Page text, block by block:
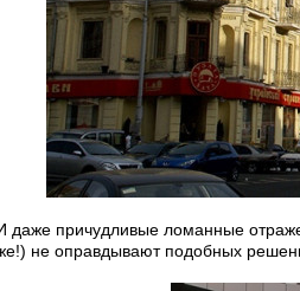
даже причудливые ломанные
не оправдывают подобных